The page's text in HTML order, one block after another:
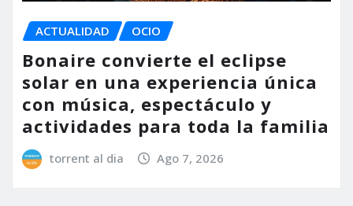
ACTUALIDAD OCIO
Bonaire convierte el eclipse
solar en una experiencia única
con música, espectáculo y
actividades para toda la familia
torrent al dia Ago 7, 2026